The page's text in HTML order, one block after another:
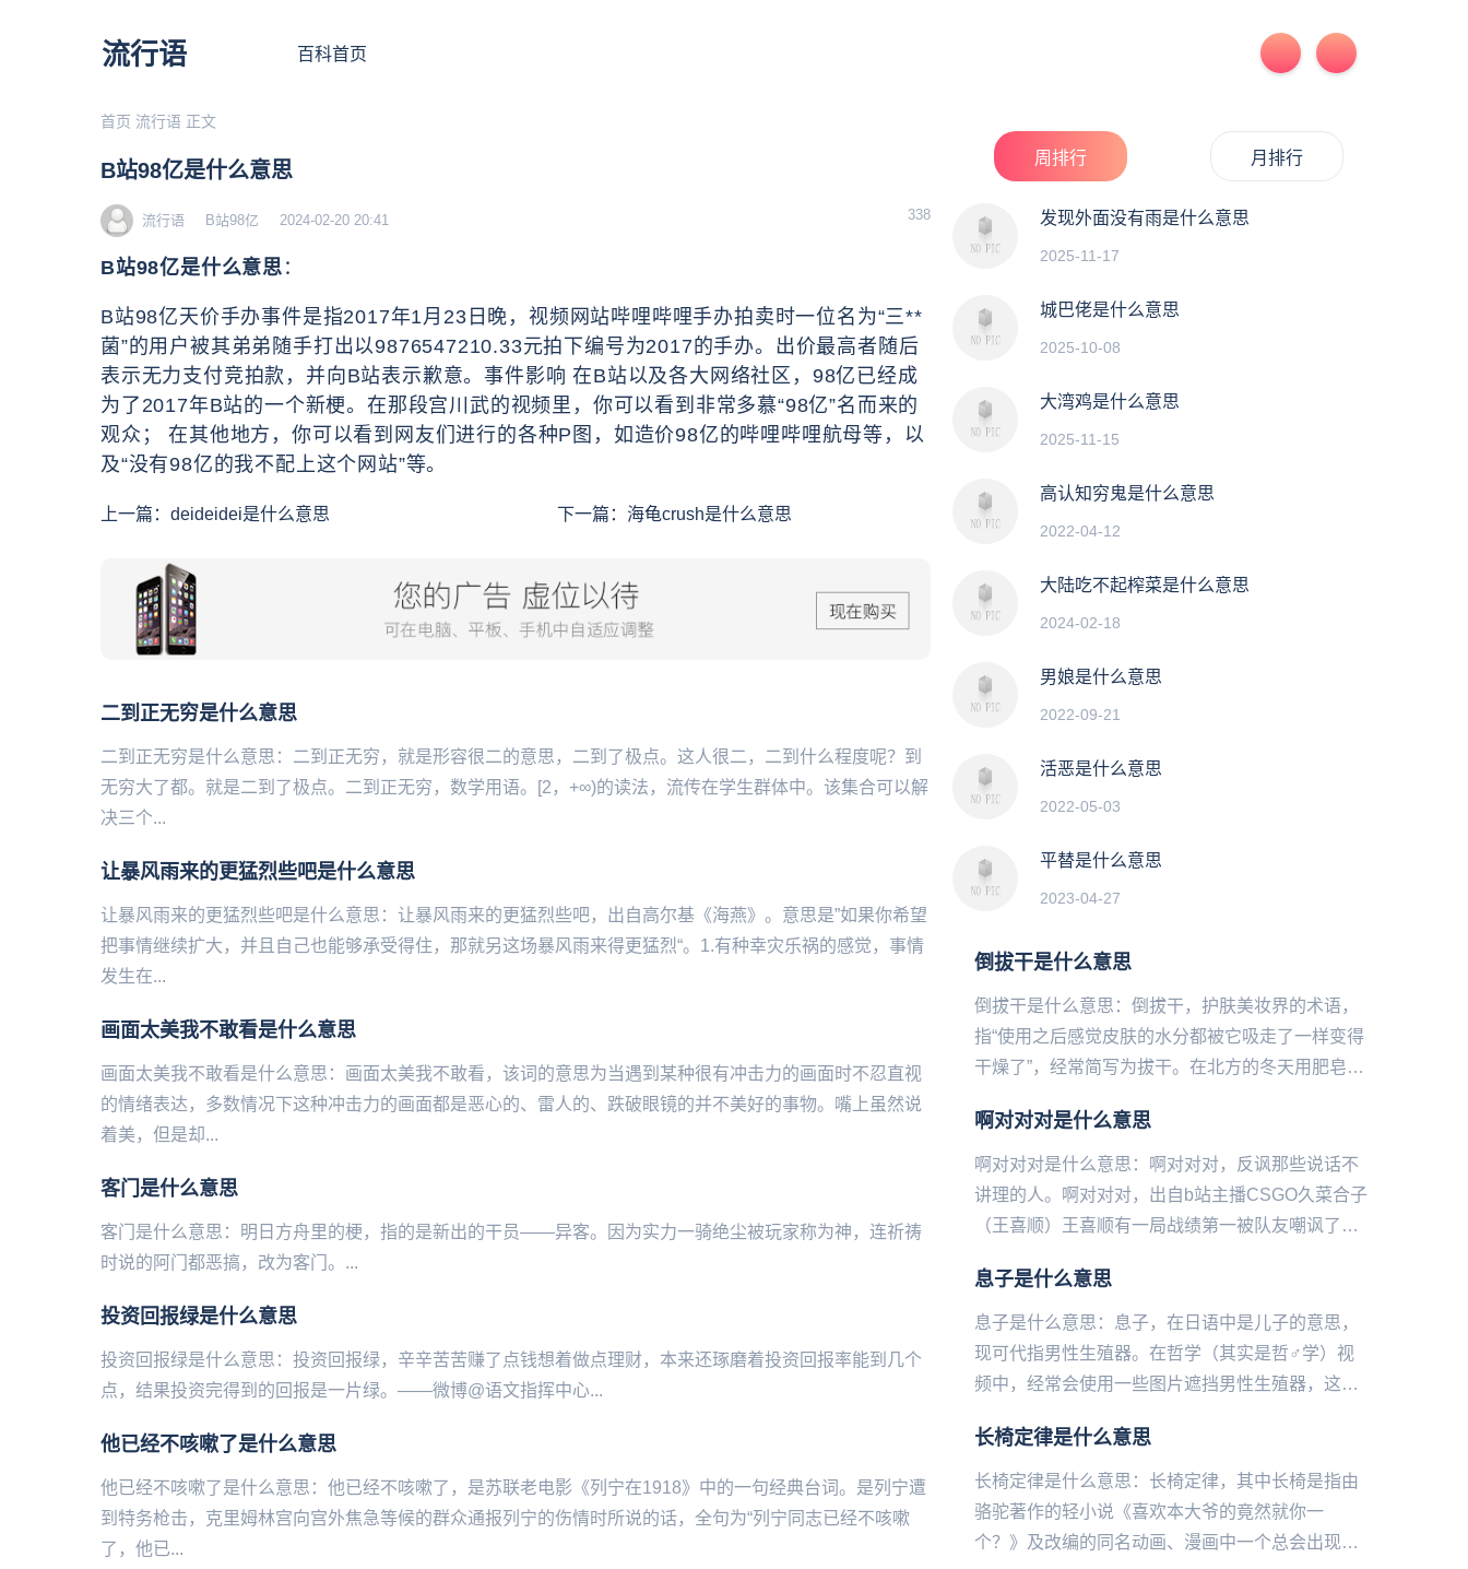
流行语 百科首页
首页 流行语 正文
B站98亿是什么意思
流行语 B站98亿 2024-02-20 20:41 338
B站98亿是什么意思 ：
B站98亿天价手办事件是指2017年1月23日晚，视频网站哔哩哔哩手办拍卖时一位名为“三**
菌”的用户被其弟弟随手打出以9876547210.33元拍下编号为2017的手办。出价最高者随后
表示无力支付竞拍款，并向B站表示歉意。事件影响 在B站以及各大网络社区，98亿已经成
为了2017年B站的一个新梗。在那段宫川武的视频里，你可以看到非常多慕“98亿”名而来的
观众； 在其他地方，你可以看到网友们进行的各种P图，如造价98亿的哔哩哔哩航母等，以
及“没有98亿的我不配上这个网站”等。
上一篇： deideidei是什么意思 下一篇： 海龟crush是什么意思
二到正无穷是什么意思
二到正无穷是什么意思：二到正无穷，就是形容很二的意思，二到了极点。这人很二，二到什么程度呢？到
无穷大了都。就是二到了极点。二到正无穷，数学用语。[2，+∞)的读法，流传在学生群体中。该集合可以解
决三个...
让暴风雨来的更猛烈些吧是什么意思
让暴风雨来的更猛烈些吧是什么意思：让暴风雨来的更猛烈些吧，出自高尔基《海燕》。意思是”如果你希望
把事情继续扩大，并且自己也能够承受得住，那就另这场暴风雨来得更猛烈“。1.有种幸灾乐祸的感觉，事情
发生在...
画面太美我不敢看是什么意思
画面太美我不敢看是什么意思：画面太美我不敢看，该词的意思为当遇到某种很有冲击力的画面时不忍直视
的情绪表达，多数情况下这种冲击力的画面都是恶心的、雷人的、跌破眼镜的并不美好的事物。嘴上虽然说
着美，但是却...
客门是什么意思
客门是什么意思：明日方舟里的梗，指的是新出的干员——异客。因为实力一骑绝尘被玩‌‌‌‌‌‌‌‌‌‌‌‌‌家称为神，连祈祷
时说的阿门都恶搞，改为客门。...
投资回报绿是什么意思
投资回报绿是什么意思：投资回报绿，辛辛苦苦赚了点钱想着做点理财，本来还琢磨着投资回报率能到几个
点，结果投资完得到的回报是一片绿。——微博@语文指挥中心...
他已经不咳嗽了是什么意思
他已经不咳嗽了是什么意思：他已经不咳嗽了，是苏联老电影《列宁在1918》中的一句经典台词。是列宁遭
到特务枪击，克里姆林宫向宫外焦急等候的群众通报列宁的伤情时所说的话，全句为“列宁同志已经不咳嗽
了，他已...
周排行 月排行
发现外面没有雨是什么意思
2025-11-17
城巴佬是什么意思
2025-10-08
大湾鸡是什么意思
2025-11-15
高认知穷鬼是什么意思
2022-04-12
大陆吃不起榨菜是什么意思
2024-02-18
男娘是什么意思
2022-09-21
活恶是什么意思
2022-05-03
平替是什么意思
2023-04-27
倒拔干是什么意思
倒拔干是什么意思：倒拔干，护肤美妆界的术语，
指“使用之后感觉皮肤的水分都被它吸走了一样变得
干燥了”，经常简写为拔干。在北方的冬天用肥皂洗
常是酒精、皂基或...
啊对对对是什么意思
啊对对对是什么意思：啊对对对，反‌‌‌‌‌‌‌‌‌‌‌讽那些说话不
讲理的人。啊对对对，出自b站主播CSGO久菜合子
（王喜顺）王喜顺有一局战绩第一被队友嘲讽了几
息子是什么意思
息子是什么意思：息子，在日语中是儿子的意思，
现可代指男性生殖器。在哲学（其实是哲♂学）视
频中，经常会使用一些图片遮挡男性生殖器，这些
为最高守护神的，是一个婴...
长椅定律是什么意思
长椅定律是什么意思：长椅定律，其中长椅是指由
骆驼著作的轻小说《喜欢本大爷的竟然就你一
个？》及改编的同名动画、漫画中一个总会出现的